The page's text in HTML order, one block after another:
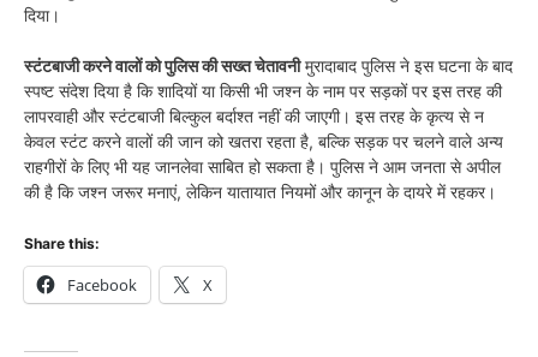
दिया।
स्टंटबाजी करने वालों को पुलिस की सख्त चेतावनीमुरादाबाद पुलिस ने इस घटना के बाद
स्पष्ट संदेश दिया है कि शादियों या किसी भी जश्न के नाम पर सड़कों पर इस तरह की
लापरवाही और स्टंटबाजी बिल्कुल बर्दाश्त नहीं की जाएगी। इस तरह के कृत्य से न
केवल स्टंट करने वालों की जान को खतरा रहता है, बल्कि सड़क पर चलने वाले अन्य
राहगीरों के लिए भी यह जानलेवा साबित हो सकता है। पुलिस ने आम जनता से अपील
की है कि जश्न जरूर मनाएं, लेकिन यातायात नियमों और कानून के दायरे में रहकर।
Share this:
Facebook X